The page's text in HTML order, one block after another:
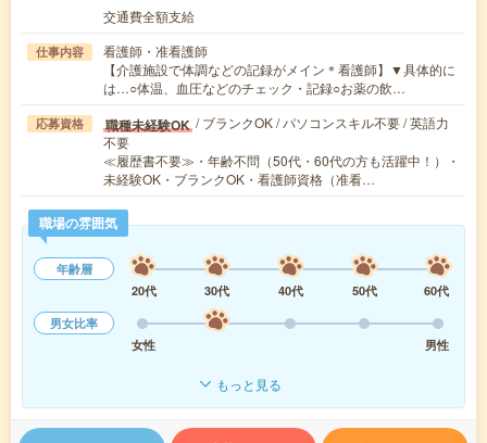
交通費全額支給
仕事内容
看護師・准看護師
【介護施設で体調などの記録がメイン＊看護師】▼具体的に
は…○体温、血圧などのチェック・記録○お薬の飲…
応募資格 職種未経験OK / ブランクOK / パソコンスキル不要 / 英語力
不要
≪履歴書不要≫・年齢不問（50代・60代の方も活躍中！）・
未経験OK・ブランクOK・看護師資格（准看…
職場の雰囲気
年齢層
20代
30代 40代 50代
60代
男女比率
女性
男性
もっと見る